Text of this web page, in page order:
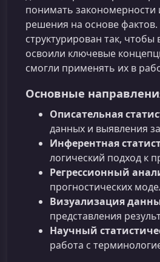
понимать закономерности
решения на основе фактов.
структурирован так, чтобы
освоили ключевые
смогли применять их в
Основные
Описательная
данных и выявления
Инферентная
логический подход к
Регрессионный
прогностических
Визуализация
представления
Научный
работа с